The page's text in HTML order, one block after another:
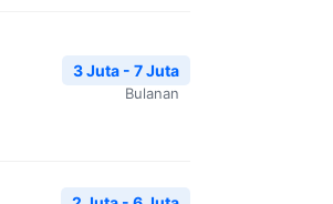
3 Juta - 7 Juta
Bulanan